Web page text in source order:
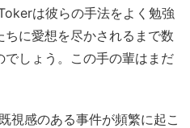
は彼らの手法をよく勉強
に愛想を尽かされるまで数
しょう。この手の輩はまだ
視感のある事件が頻繁に起こ